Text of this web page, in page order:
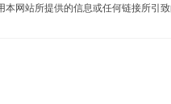
网站所提供的信息或任何链接所引